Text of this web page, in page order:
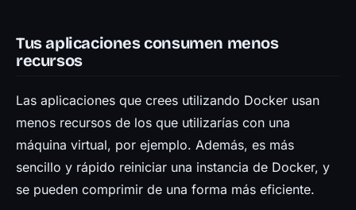
Tus aplicaciones consumen menos
recursos
Las aplicaciones que crees utilizando Docker usan
menos recursos de los que utilizarías con una
máquina virtual, por ejemplo. Además, es más
sencillo y rápido reiniciar una instancia de Docker, y
se pueden comprimir de una forma más eficiente.